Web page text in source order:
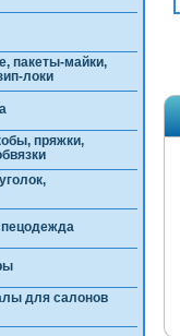
пакеты-майки,
локи
пряжки,
для салонов